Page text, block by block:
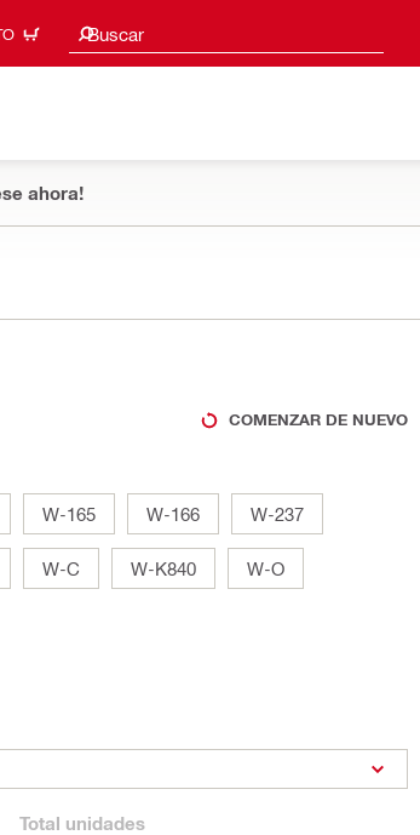
Buscar
Sugerencias de búsqueda
ahora!
COMENZAR DE NUEVO
W-165 W-166 W-237
W-C W-K840 W-O
Total unidades